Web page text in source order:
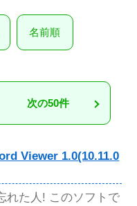
名前順
次の50件
Viewer 1.0(10.11.0
れた人! このソフトで